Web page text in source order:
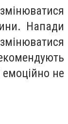
Напади
не